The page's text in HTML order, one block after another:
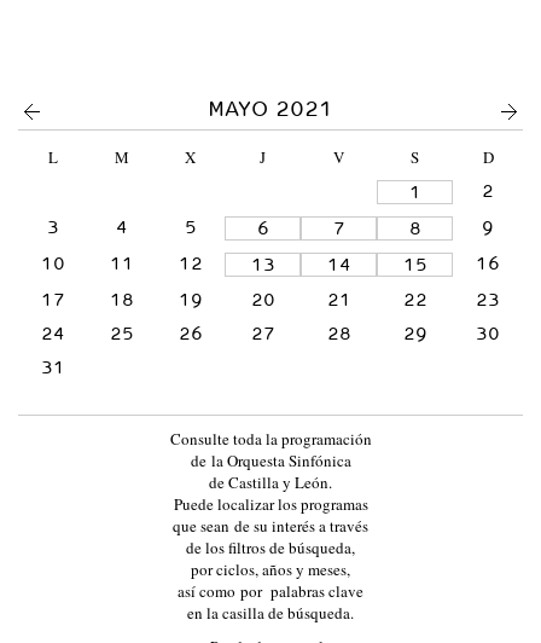
A
S
MAYO 2021
L M X J V S
D
1
2
3
4 5 6 7 8
9
10
11 12 13 14 15
16
17
18 19 20 21 22
23
24
25 26 27 28 29
30
31
Consulte toda la programación
de la Orquesta Sinfónica
de Castilla y León.
Puede localizar los programas
que sean de su interés a través
de los filtros de búsqueda,
por ciclos, años y meses,
así como por palabras clave
en la casilla de búsqueda.